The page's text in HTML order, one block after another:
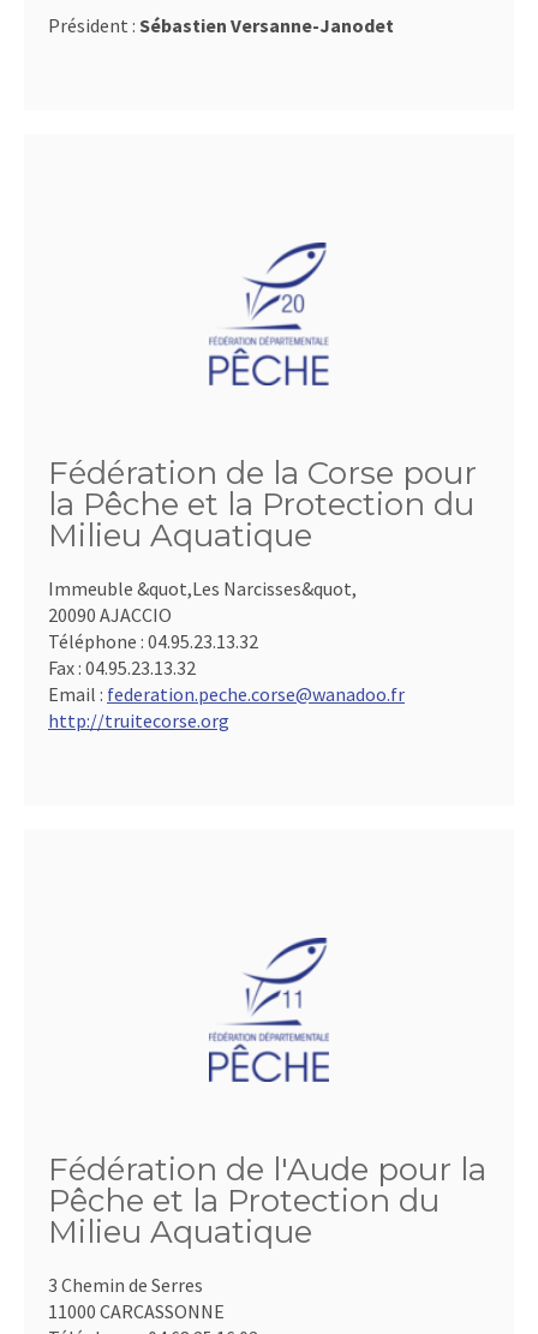
Président : Sébastien Versanne-Janodet
Fédération de la Corse pour
la Pêche et la Protection du
Milieu Aquatique
Immeuble &quot,Les Narcisses&quot,
20090 AJACCIO
Téléphone : 04.95.23.13.32
Fax : 04.95.23.13.32
Email : federation.peche.corse@wanadoo.fr
http://truitecorse.org
Fédération de l'Aude pour la
Pêche et la Protection du
Milieu Aquatique
3 Chemin de Serres
11000 CARCASSONNE